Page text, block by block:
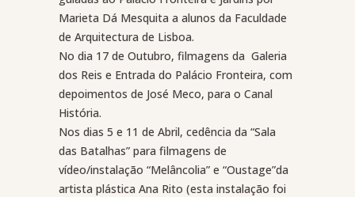
Marieta Dá Mesquita a alunos da Faculdade
de Arquitectura de Lisboa.
No dia 17 de Outubro, filmagens da Galeria
dos Reis e Entrada do Palácio Fronteira, com
depoimentos de José Meco, para o Canal
História.
Nos dias 5 e 11 de Abril, cedência da “Sala
das Batalhas” para filmagens de
vídeo/instalação “Melâncolia” e “Oustage”da
artista plástica Ana Rito (esta instalação foi